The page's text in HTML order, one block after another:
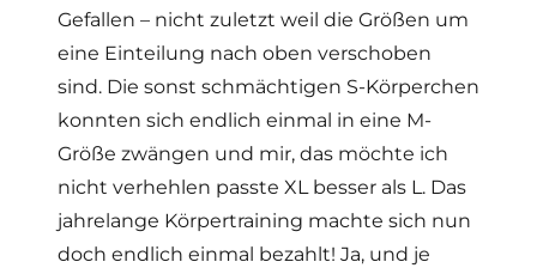
Gefallen – nicht zuletzt weil die Größen um
eine Einteilung nach oben verschoben
sind. Die sonst schmächtigen S-Körperchen
konnten sich endlich einmal in eine M-
Größe zwängen und mir, das möchte ich
nicht verhehlen passte XL besser als L. Das
jahrelange Körpertraining machte sich nun
doch endlich einmal bezahlt! Ja, und je